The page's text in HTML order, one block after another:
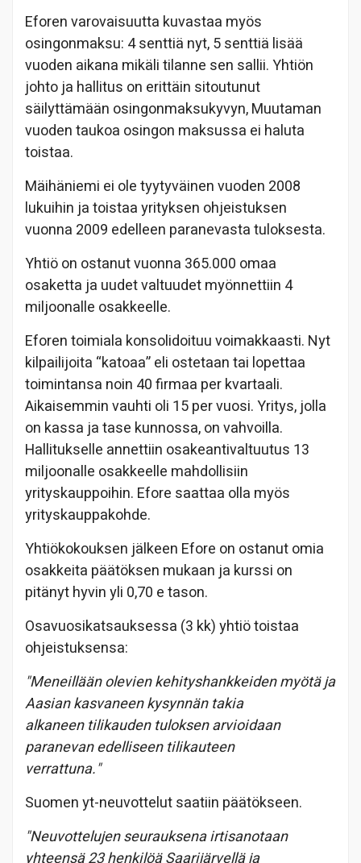
Eforen varovaisuutta kuvastaa myös
osingonmaksu: 4 senttiä nyt, 5 senttiä lisää
vuoden aikana mikäli tilanne sen sallii. Yhtiön
johto ja hallitus on erittäin sitoutunut
säilyttämään osingonmaksukyvyn, Muutaman
vuoden taukoa osingon maksussa ei haluta
toistaa.
Mäihäniemi ei ole tyytyväinen vuoden 2008
lukuihin ja toistaa yrityksen ohjeistuksen
vuonna 2009 edelleen paranevasta tuloksesta.
Yhtiö on ostanut vuonna 365.000 omaa
osaketta ja uudet valtuudet myönnettiin 4
miljoonalle osakkeelle.
Eforen toimiala konsolidoituu voimakkaasti. Nyt
kilpailijoita “katoaa” eli ostetaan tai lopettaa
toimintansa noin 40 firmaa per kvartaali.
Aikaisemmin vauhti oli 15 per vuosi. Yritys, jolla
on kassa ja tase kunnossa, on vahvoilla.
Hallitukselle annettiin osakeantivaltuutus 13
miljoonalle osakkeelle mahdollisiin
yrityskauppoihin. Efore saattaa olla myös
yrityskauppakohde.
Yhtiökokouksen jälkeen Efore on ostanut omia
osakkeita päätöksen mukaan ja kurssi on
pitänyt hyvin yli 0,70 e tason.
Osavuosikatsauksessa (3 kk) yhtiö toistaa
ohjeistuksensa:
"Meneillään olevien kehityshankkeiden myötä ja
Aasian kasvaneen kysynnän takia
alkaneen tilikauden tuloksen arvioidaan
paranevan edelliseen tilikauteen
verrattuna."
Suomen yt-neuvottelut saatiin päätökseen.
"Neuvottelujen seurauksena irtisanotaan
yhteensä 23 henkilöä Saarijärvellä ja